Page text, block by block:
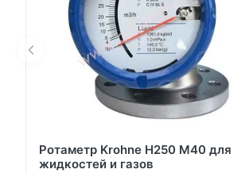
Ротаметр Krohne H250 M40 для
жидкостей и газов